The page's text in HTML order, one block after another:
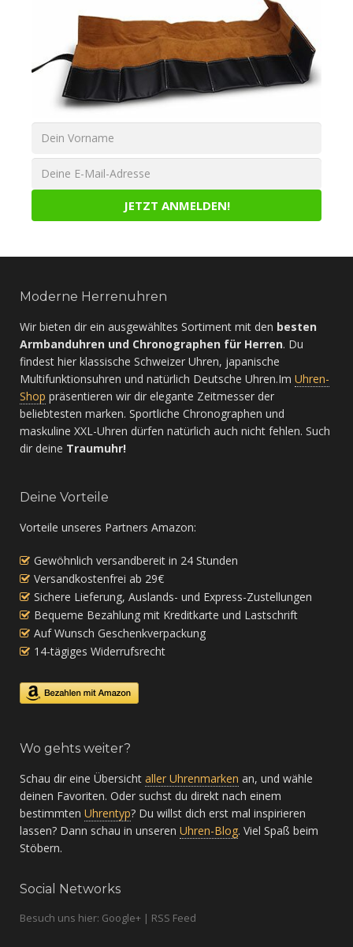
Moderne Herrenuhren
Wir bieten dir ein ausgewähltes Sortiment mit den besten
Armbanduhren und Chronographen für Herren. Du
findest hier klassische Schweizer Uhren, japanische
Multifunktionsuhren und natürlich Deutsche Uhren.Im Uhren-
Shop präsentieren wir dir elegante Zeitmesser der
beliebtesten marken. Sportliche Chronographen und
maskuline XXL-Uhren dürfen natürlich auch nicht fehlen. Such
dir deine Traumuhr!
Deine Vorteile
Vorteile unseres Partners Amazon:
Gewöhnlich versandbereit in 24 Stunden
Versandkostenfrei ab 29€
Sichere Lieferung, Auslands- und Express-Zustellungen
Bequeme Bezahlung mit Kreditkarte und Lastschrift
Auf Wunsch Geschenkverpackung
14-tägiges Widerrufsrecht
Wo gehts weiter?
Schau dir eine Übersicht aller Uhrenmarken an, und wähle
deinen Favoriten. Oder suchst du direkt nach einem
bestimmten Uhrentyp? Du willst dich erst mal inspirieren
lassen? Dann schau in unseren Uhren-Blog. Viel Spaß beim
Stöbern.
Social Networks
Besuch uns hier: Google+ | RSS Feed